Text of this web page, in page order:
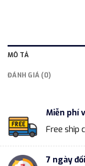
MÔ TẢ
ĐÁNH GIÁ (0)
Miễn phí
Free ship
7 ngày